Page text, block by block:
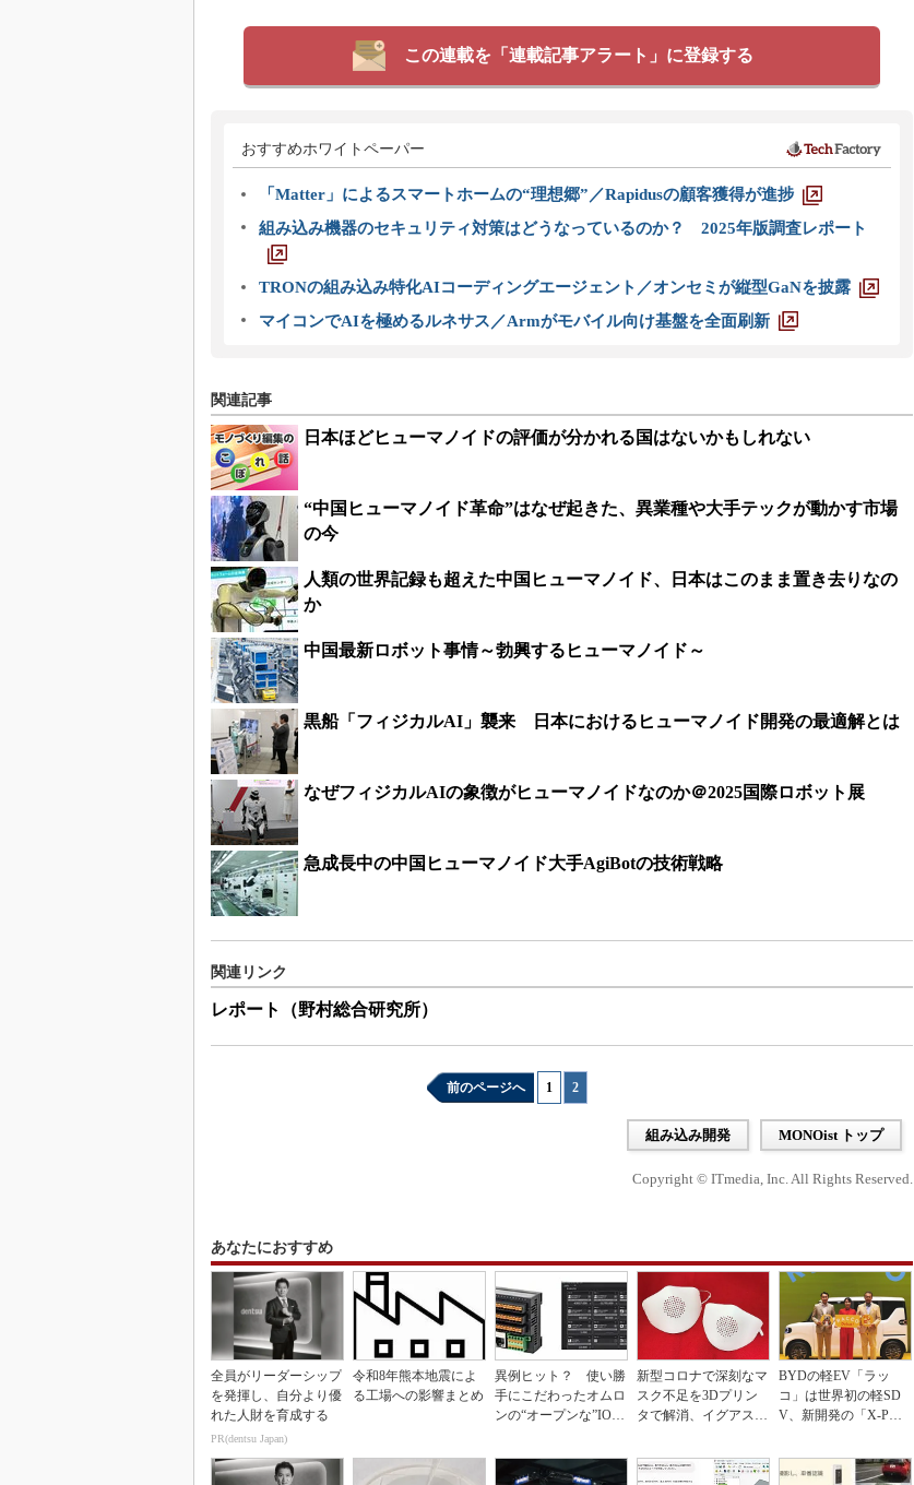
この連載を「連載記事アラート」に登録する
おすすめホワイトペーパー
「Matter」によるスマートホームの“理想郷”／Rapidusの顧客獲得が進捗
組み込み機器のセキュリティ対策はどうなっているのか？ 2025年版調査レポート
TRONの組み込み特化AIコーディングエージェント／オンセミが縦型GaNを披露
マイコンでAIを極めるルネサス／Armがモバイル向け基盤を全面刷新
関連記事
日本ほどヒューマノイドの評価が分かれる国はないかもしれない
“中国ヒューマノイド革命”はなぜ起きた、異業種や大手テックが動かす市場
の今
人類の世界記録も超えた中国ヒューマノイド、日本はこのまま置き去りなの
か
中国最新ロボット事情～勃興するヒューマノイド～
黒船「フィジカルAI」襲来 日本におけるヒューマノイド開発の最適解とは
なぜフィジカルAIの象徴がヒューマノイドなのか＠2025国際ロボット展
急成長中の中国ヒューマノイド大手AgiBotの技術戦略
関連リンク
レポート（野村総合研究所）
前のページへ 1 2
組み込み開発 MONOist トップ
Copyright © ITmedia, Inc. All Rights Reserved.
あなたにおすすめ
全員がリーダーシップ
を発揮し、自分より優
れた人財を育成する
PR(dentsu Japan)
令和8年熊本地震によ
る工場への影響まとめ
異例ヒット？ 使い勝
手にこだわったオムロ
ンの“オープンな”IO-L
新型コロナで深刻なマ
スク不足を3Dプリン
タで解消、イグアスが
BYDの軽EV「ラッ
コ」は世界初の軽SD
V、新開発の「X-PAC